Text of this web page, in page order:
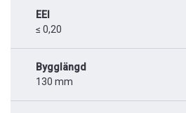
EEI
≤ 0,20
Bygglängd
130 mm